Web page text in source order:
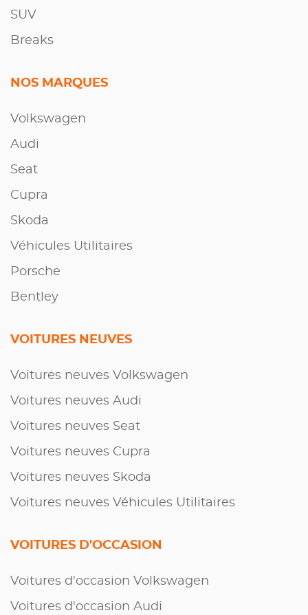
SUV
Breaks
NOS MARQUES
Volkswagen
Audi
Seat
Cupra
Skoda
Véhicules Utilitaires
Porsche
Bentley
VOITURES NEUVES
Voitures neuves Volkswagen
Voitures neuves Audi
Voitures neuves Seat
Voitures neuves Cupra
Voitures neuves Skoda
Voitures neuves Véhicules Utilitaires
VOITURES D'OCCASION
Voitures d'occasion Volkswagen
Voitures d'occasion Audi